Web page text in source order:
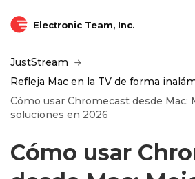
Electronic Team, Inc.
JustStream
Refleja Mac en la TV de forma
Cómo usar Chromecast desde Mac:
soluciones en 2026
Cómo usar